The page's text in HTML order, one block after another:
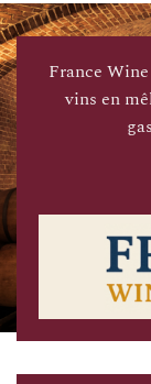
France
vins en